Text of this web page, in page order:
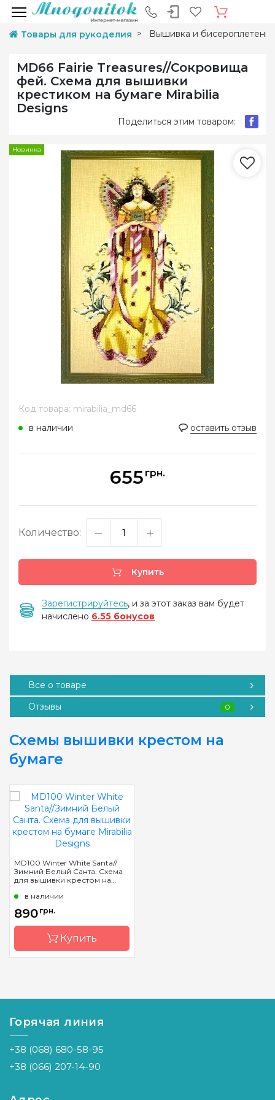
Товары для рукоделия Вышивка и
MD66 Fairie Treasures//Сокровища
фей. Схема для вышивки
крестиком на бумаге Mirabilia
Designs
Поделиться этим товаром:
Новинка
Код товара: mirabilia_md66
в наличии
оставить отзыв
655 грн.
Количество:
Купить
Зарегистрируйтесь, и за этот заказ вам будет
начислено 6.55 бонусов
Все о товаре
Отзывы
0
Схемы вышивки крестом на
бумаге
MD100 Winter White Santa//
Зимний Белый Санта. Схема
для вышивки крестом на
в наличии
890 грн.
Купить
Designs
Страна-
производитель
США
Размер
33 x 44 см
Зашивка
частичная
Горячая линия
+38 (068) 680-58-95
+38 (066) 207-14-90